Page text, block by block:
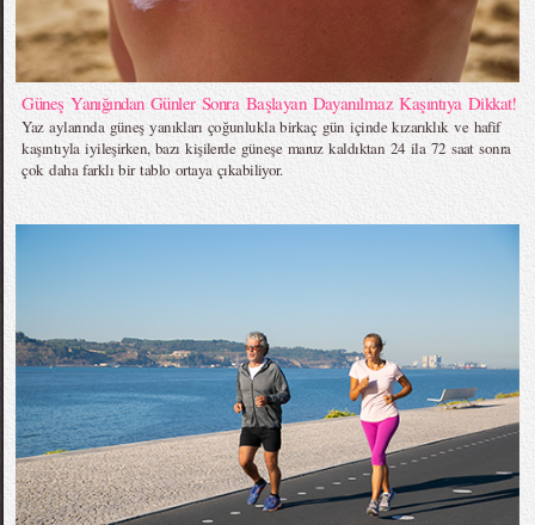
Güneş Yanığından Günler Sonra Başlayan Dayanılmaz Kaşıntıya Dikkat!
Yaz aylarında güneş yanıkları çoğunlukla birkaç gün içinde kızarıklık ve hafif
kaşıntıyla iyileşirken, bazı kişilerde güneşe maruz kaldıktan 24 ila 72 saat sonra
çok daha farklı bir tablo ortaya çıkabiliyor.